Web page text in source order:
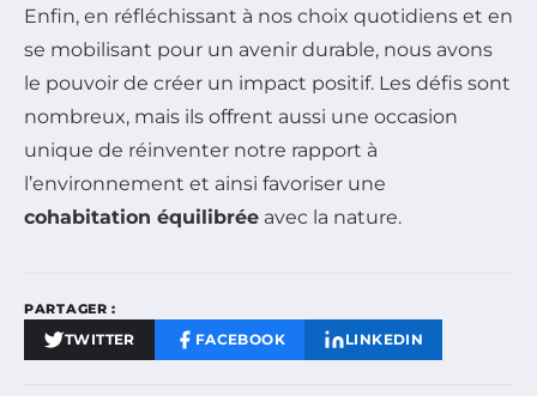
Enfin, en réfléchissant à nos choix quotidiens et en
se mobilisant pour un avenir durable, nous avons
le pouvoir de créer un impact positif. Les défis sont
nombreux, mais ils offrent aussi une occasion
unique de réinventer notre rapport à
l’environnement et ainsi favoriser une
cohabitation équilibrée avec la nature.
PARTAGER :
TWITTER FACEBOOK LINKEDIN